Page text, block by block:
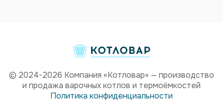
© 2024-2026 Компания «Котловар» — производство
и продажа варочных котлов и термоёмкостей
Политика конфиденциальности